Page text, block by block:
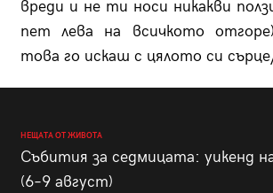
вреди и не ти носи никакви
пет лева на всичкото
това го искаш с цялото си
НЕЩАТА ОТ ЖИВОТА
Събития за седмицата: уикенд
(6–9 август)